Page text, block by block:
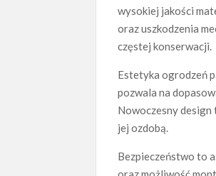
wysokiej jakości
oraz uszkodzenia
częstej konserwacji.
Estetyka ogrodzeń
pozwala na
Nowoczesny design
jej ozdobą.
Bezpieczeństwo to